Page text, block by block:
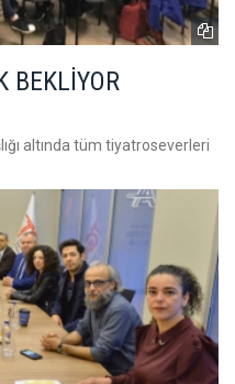
BEKLİYOR
altında tüm tiyatroseverleri